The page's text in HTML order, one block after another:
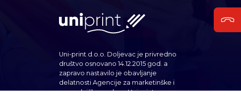
Uni-print d.o.o. Doljevac je privredno
društvo osnovano 14.12.2015 god. a
zapravo nastavilo je obavljanje
delatnosti Agencije za marketinške i
posredničke poslove Uni print,...